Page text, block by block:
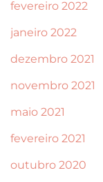
fevereiro 2022
janeiro 2022
dezembro 2021
novembro 2021
maio 2021
fevereiro 2021
outubro 2020